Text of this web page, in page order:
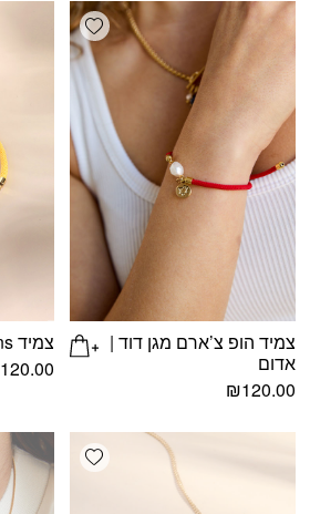
Add wishlist
צמיד הופ צ’ארם מגן דוד |
אדום
₪120.00
צמיד Jeans הופ | צהוב
120.00
Add wishlist